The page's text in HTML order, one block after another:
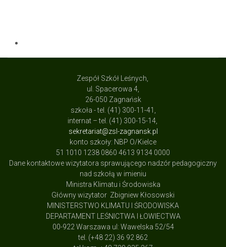
Zespół Szkół Leśnych,
ul. Spacerowa 4,
26-050 Zagnańsk
szkoła - tel. (41) 300-11-41,
internat – tel. (41) 300-15-14,
sekretariat@zsl-zagnansk.pl
konto szkoły: NBP O/Kielce
51 1010 1238 0860 4613 9134 0000
Dane kontaktowe wizytatora sprawującego nadzór pedagogiczny
nad szkołą w imieniu
Ministra Klimatu i Środowiska
Główny wizytator Zbigniew Kłosowski
MINISTERSTWO KLIMATU I ŚRODOWISKA
DEPARTAMENT LEŚNICTWA I ŁOWIECTWA
00-922 Warszawa ul: Wawelska 52/54
tel. (+48 22) 36 92 862